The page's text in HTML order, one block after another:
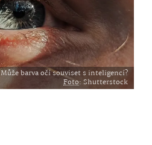
Může barva očí souviset s inteligencí?
Foto: Shutterstock